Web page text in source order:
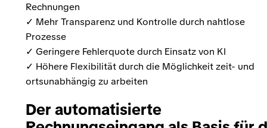
Rechnungen
✓ Mehr Transparenz und Kontrolle durch nahtlose
Prozesse
✓ Geringere Fehlerquote durch Einsatz von KI
✓ Höhere Flexibilität durch die Möglichkeit zeit- und
ortsunabhängig zu arbeiten
Der automatisierte